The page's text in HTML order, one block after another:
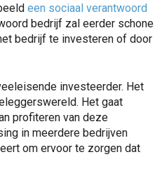
een sociaal verantwoord
bedrijf zal eerder schone
bedrijf te investeren of door
investeerder. Het
Het gaat
profiteren van deze
in meerdere bedrijven
om ervoor te zorgen dat